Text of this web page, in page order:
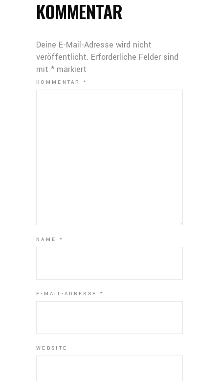
KOMMENTAR
Deine E-Mail-Adresse wird nicht
veröffentlicht. Erforderliche Felder sind
mit * markiert
KOMMENTAR*
NAME *
E-MAIL-ADRESSE *
WEBSITE